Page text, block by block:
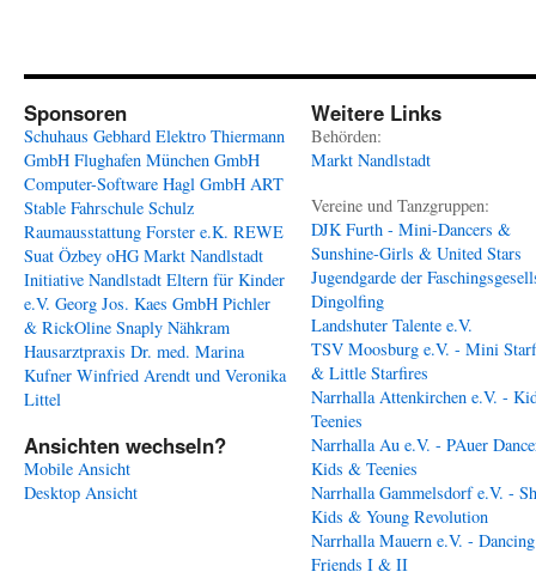
Sponsoren
Schuhaus Gebhard Elektro Thiermann
GmbH Flughafen München GmbH
Computer-Software Hagl GmbH ART
Stable Fahrschule Schulz
Raumausstattung Forster e.K. REWE
Suat Özbey oHG Markt Nandlstadt
Initiative Nandlstadt Eltern für Kinder
e.V. Georg Jos. Kaes GmbH Pichler
& RickOline Snaply Nähkram
Hausarztpraxis Dr. med. Marina
Kufner Winfried Arendt und Veronika
Littel
Ansichten wechseln?
Mobile Ansicht
Desktop Ansicht
Weitere Links
Behörden:
Markt Nandlstadt
Vereine und Tanzgruppen:
DJK Furth - Mini-Dancers &
Sunshine-Girls & United Stars
Jugendgarde der
Dingolfing
Landshuter Talente e.V.
TSV Moosburg e.V. - Mini
& Little Starfires
Narrhalla Attenkirchen e.V. -
Teenies
Narrhalla Au e.V. - PAuer
Kids & Teenies
Narrhalla Gammelsdorf e.V. -
Kids & Young Revolution
Narrhalla Mauern e.V. - Dancing
Friends I & II